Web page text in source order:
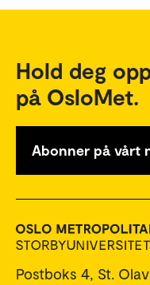
Hold deg
på OsloMet.
Abonner på vårt
Postboks 4, St.